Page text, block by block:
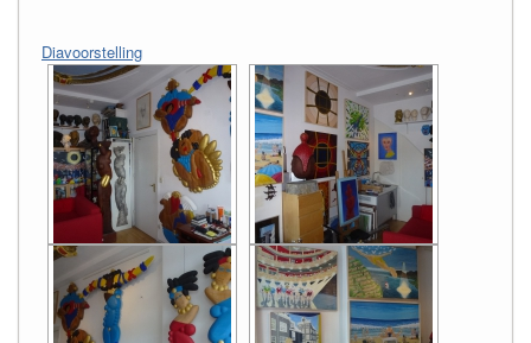
Diavoorstelling